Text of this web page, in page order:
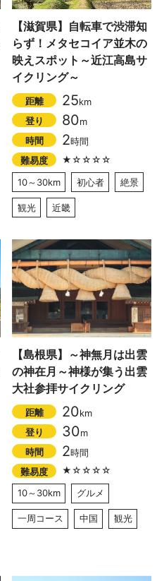
【滋賀県】自転車で渋滞知
らず！メタセコイア並木の
映えスポット～近江高島サ
イクリング～
距離 25km
登り
80m
時間
2時間
難易度
★☆☆☆☆
10～30km
初心者 絶景
観光 近畿
【島根県】～神無月は出雲
の神在月～神様が集う出雲
大社参拝サイクリング
距離 20km
登り
30m
時間
2時間
難易度
★☆☆☆☆
10～30km
グルメ
一周コース 中国 観光